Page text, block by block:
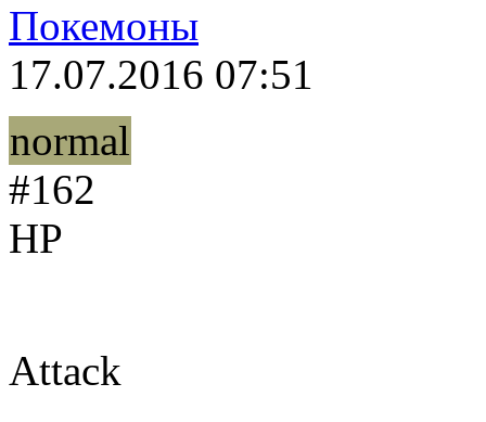
Покемоны
17.07.2016 07:51
normal
#162
HP
Attack